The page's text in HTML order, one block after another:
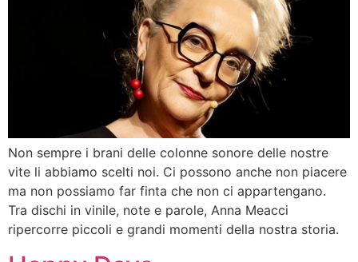
Non sempre i brani delle colonne sonore delle nostre
vite li abbiamo scelti noi. Ci possono anche non piacere
ma non possiamo far finta che non ci appartengano.
Tra dischi in vinile, note e parole, Anna Meacci
ripercorre piccoli e grandi momenti della nostra storia.